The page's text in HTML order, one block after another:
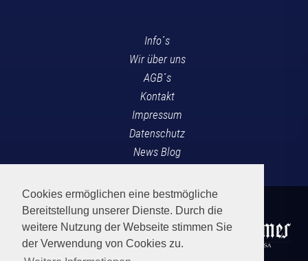
Cookies ermöglichen eine bestmögliche
Bereitstellung unserer Dienste. Durch die
weitere Nutzung der Webseite stimmen Sie
der Verwendung von Cookies zu.
Info´s
Wir über uns
AGB´s
Kontakt
Impressum
Datenschutz
News Blog